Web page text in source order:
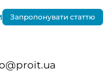
Запропонувати статтю